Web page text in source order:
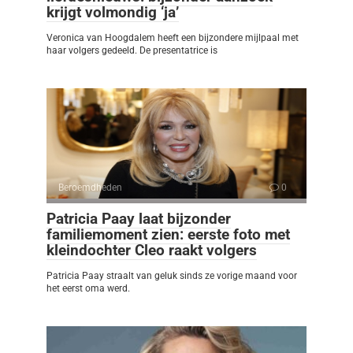
krijgt volmondig ‘ja’
Veronica van Hoogdalem heeft een bijzondere mijlpaal met
haar volgers gedeeld. De presentatrice is
Beroemdheden 0
Patricia Paay laat bijzonder
familiemoment zien: eerste foto met
kleindochter Cleo raakt volgers
Patricia Paay straalt van geluk sinds ze vorige maand voor
het eerst oma werd.